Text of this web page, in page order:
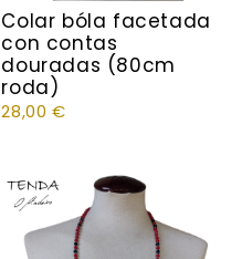
Colar bóla facetada
con contas
douradas (80cm
roda)
28,00 €